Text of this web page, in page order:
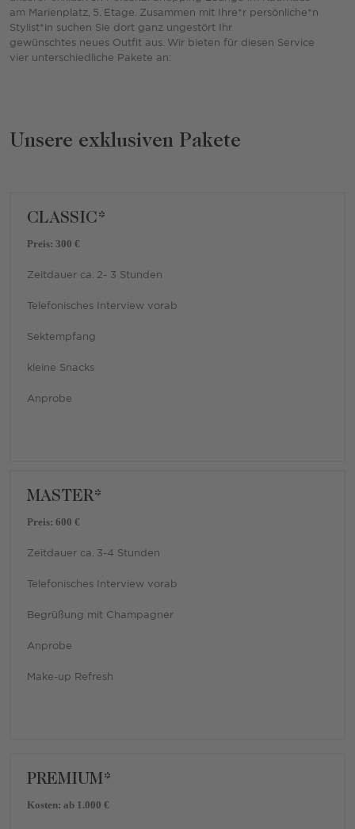
am Marienplatz, 5. Etage. Zusammen mit Ihre*r persönliche*n
Stylist*in suchen Sie dort ganz ungestört Ihr
gewünschtes neues Outfit aus. Wir bieten für diesen Service
vier unterschiedliche Pakete an:
Unsere exklusiven Pakete
CLASSIC*
Preis: 300 €
Zeitdauer ca. 2- 3 Stunden
Telefonisches Interview vorab
Sektempfang
kleine Snacks
Anprobe
MASTER*
Preis: 600 €
Zeitdauer ca. 3-4 Stunden
Telefonisches Interview vorab
Begrüßung mit Champagner
Anprobe
Make-up Refresh
PREMIUM*
Kosten: ab 1.000 €